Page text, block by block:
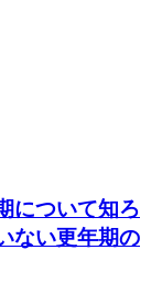
について知ろ
ない更年期の